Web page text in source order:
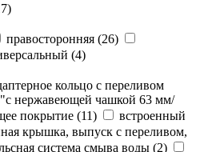
)
правосторонняя (26)
(4)
кольцо с переливом
нержавеющей чашкой 63 мм/
покрытие (11)
встроенный
крышка, выпуск с переливом,
система смыва воды (2)